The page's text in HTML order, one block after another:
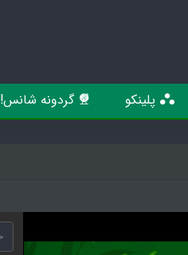
پلینکو گردونه شانس!